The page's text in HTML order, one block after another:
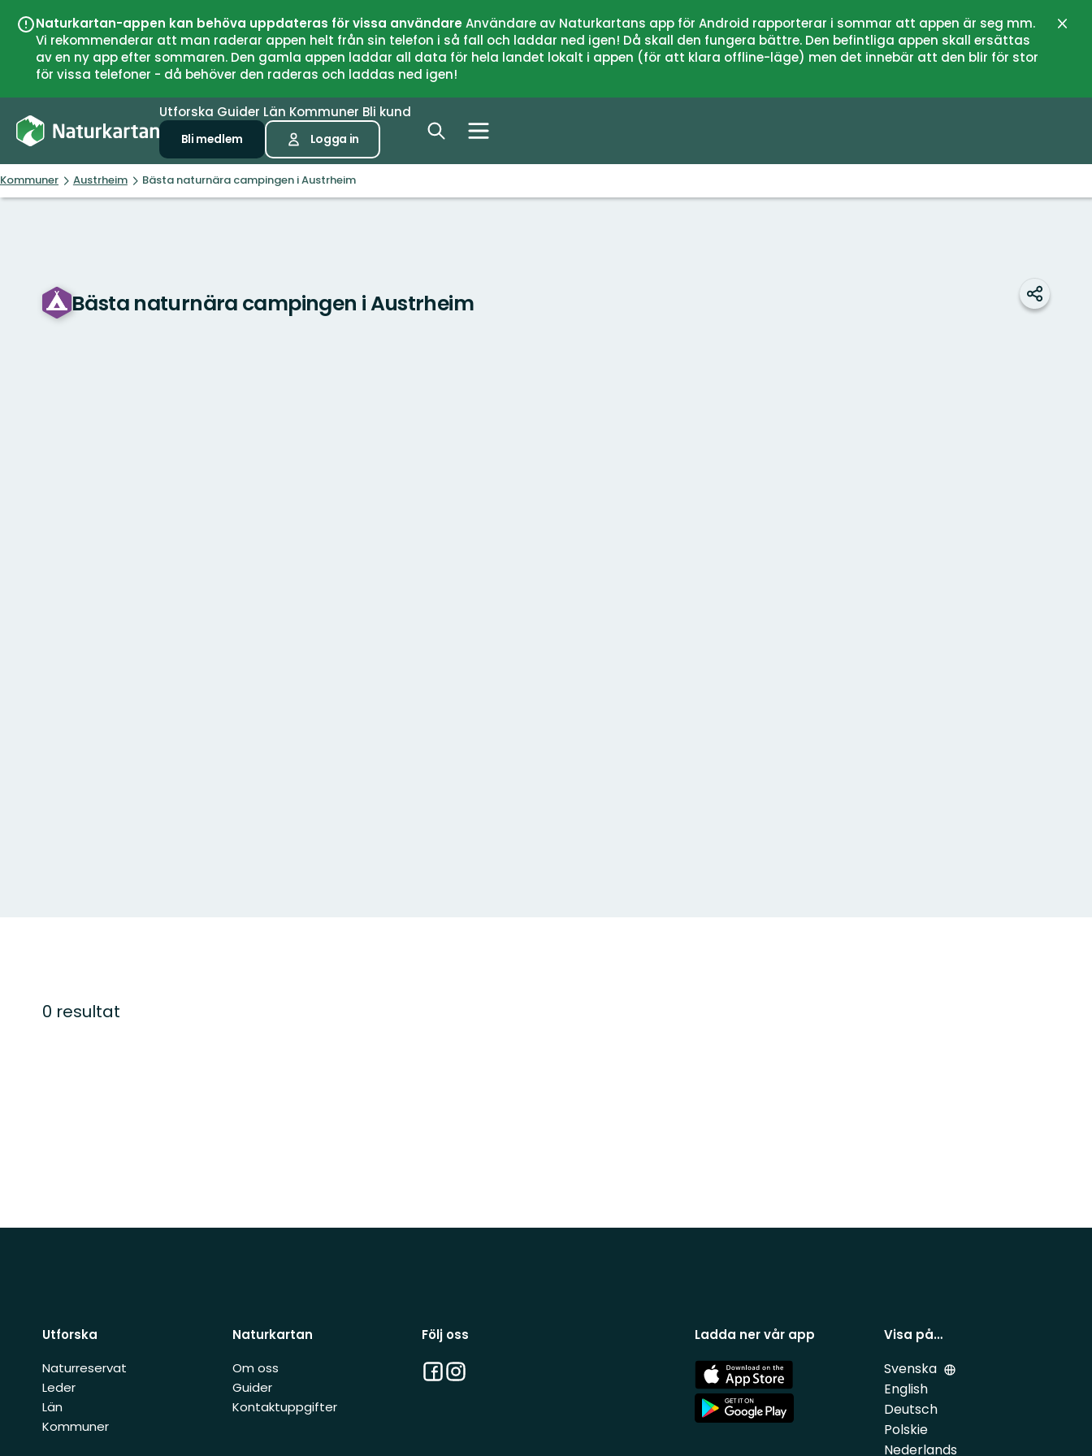
Naturkartan-appen kan behöva uppdateras för vissa användareAnvändare av Naturkartans app för Android rapporterar i sommar att appen är seg mm.
Vi rekommenderar att man raderar appen helt från sin telefon i så fall och laddar ned igen! Då skall den fungera bättre. Den befintliga appen skall ersättas
av en ny app efter sommaren. Den gamla appen laddar all data för hela landet lokalt i appen (för att klara offline-läge) men det innebär att den blir för stor
för vissa telefoner - då behöver den raderas och laddas ned igen!
Utforska Guider Län Kommuner Bli kund
Bli medlem Logga in
Kommuner Austrheim Bästa naturnära campingen i Austrheim
Bästa naturnära campingen i Austrheim Dela
0 resultat
Utforska
Naturreservat
Leder
Län
Kommuner
Naturkartan
Om oss
Guider
Kontaktuppgifter
Följ oss
Facebook
Instagram
Ladda ner vår app
App
Store
App
Store
Visa på…
Svenska
English
Deutsch
Polskie
Nederlands